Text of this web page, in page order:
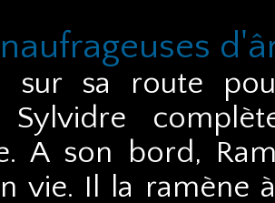
naufrageuses
sur sa route
Sylvidre
A son bord,
vie. Il la ramène